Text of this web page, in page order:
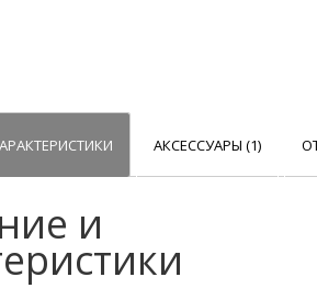
АКСЕССУАРЫ (1)
и